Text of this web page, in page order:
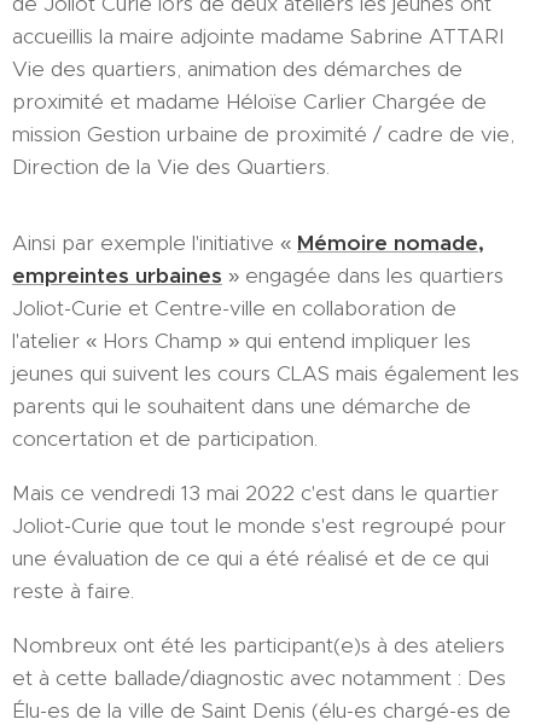
accueillis la maire adjointe madame Sabrine ATTARI
Vie des quartiers, animation des démarches de
proximité et madame Héloïse Carlier Chargée de
mission Gestion urbaine de proximité / cadre de vie,
Direction de la Vie des Quartiers.
Ainsi par exemple l'initiative « Mémoire nomade,
empreintes urbaines » engagée dans les quartiers
Joliot-Curie et Centre-ville en collaboration de
l'atelier « Hors Champ » qui entend impliquer les
jeunes qui suivent les cours CLAS mais également les
parents qui le souhaitent dans une démarche de
concertation et de participation.
Mais ce vendredi 13 mai 2022 c'est dans le quartier
Joliot-Curie que tout le monde s'est regroupé pour
une évaluation de ce qui a été réalisé et de ce qui
reste à faire.
Nombreux ont été les participant(e)s à des ateliers
et à cette ballade/diagnostic avec notamment : Des
Élu-es de la ville de Saint Denis (élu-es chargé-es de